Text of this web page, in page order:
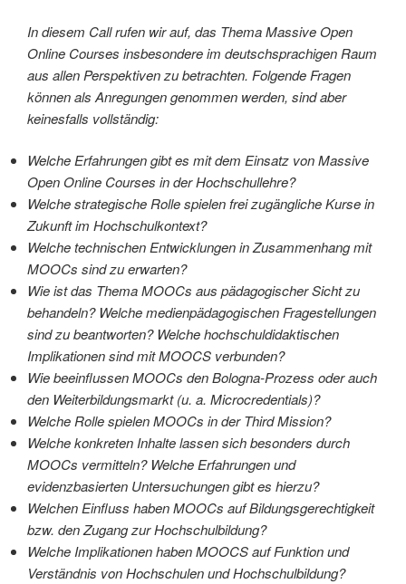
In diesem Call rufen wir auf, das Thema Massive Open
Online Courses insbesondere im deutschsprachigen Raum
aus allen Perspektiven zu betrachten. Folgende Fragen
können als Anregungen genommen werden, sind aber
keinesfalls vollständig:
Welche Erfahrungen gibt es mit dem Einsatz von Massive
Open Online Courses in der Hochschullehre?
Welche strategische Rolle spielen frei zugängliche Kurse in
Zukunft im Hochschulkontext?
Welche technischen Entwicklungen in Zusammenhang mit
MOOCs sind zu erwarten?
Wie ist das Thema MOOCs aus pädagogischer Sicht zu
behandeln? Welche medienpädagogischen Fragestellungen
sind zu beantworten? Welche hochschuldidaktischen
Implikationen sind mit MOOCS verbunden?
Wie beeinflussen MOOCs den Bologna-Prozess oder auch
den Weiterbildungsmarkt (u. a. Microcredentials)?
Welche Rolle spielen MOOCs in der Third Mission?
Welche konkreten Inhalte lassen sich besonders durch
MOOCs vermitteln? Welche Erfahrungen und
evidenzbasierten Untersuchungen gibt es hierzu?
Welchen Einfluss haben MOOCs auf Bildungsgerechtigkeit
bzw. den Zugang zur Hochschulbildung?
Welche Implikationen haben MOOCS auf Funktion und
Verständnis von Hochschulen und Hochschulbildung?